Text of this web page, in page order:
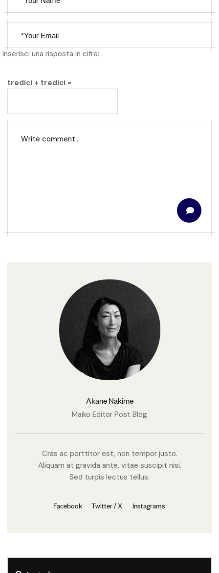
Inserisci una risposta in cifre:
tredici + tredici =
Akane Nakime
Maiko Editor Post Blog
Cras ac porttitor est, non tempor justo.
Aliquam at gravida ante, vitae suscipit nisi.
Sed turpis lectus tellus.
Facebook Twitter / X Instagrams